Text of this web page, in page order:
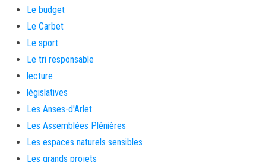
Le budget
Le Carbet
Le sport
Le tri responsable
lecture
législatives
Les Anses-d'Arlet
Les Assemblées Plénières
Les espaces naturels sensibles
Les grands projets